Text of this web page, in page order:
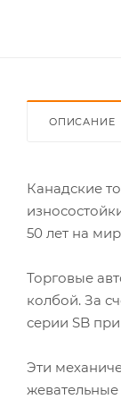
ОПИСАНИЕ
Канадские
50 лет на
Торговые
колбой. За
серии SB
Эти